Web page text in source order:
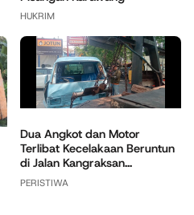
HUKRIM
Dua Angkot dan Motor
Terlibat Kecelakaan Beruntun
di Jalan Kangraksan...
PERISTIWA